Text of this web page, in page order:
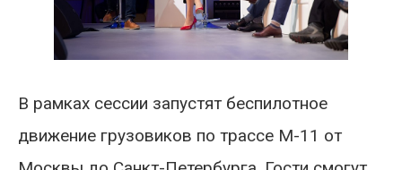
В рамках сессии запустят беспилотное
движение грузовиков по трассе М-11 от